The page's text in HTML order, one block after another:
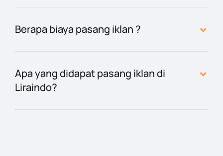
Berapa biaya pasang iklan ?
Apa yang didapat pasang iklan di
Liraindo?